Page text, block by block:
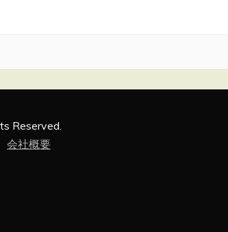
Reserved.
会社概要